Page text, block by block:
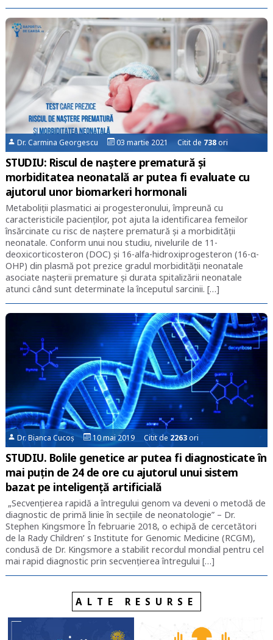
Dr. Carmina Georgescu 03 martie 2021 Citit de 738ori
STUDIU: Riscul de naștere prematură și
morbiditatea neonatală ar putea fi evaluate cu
ajutorul unor biomarkeri hormonali
Metaboliții plasmatici ai progesteronului, împreună cu
caracteristicile pacienților, pot ajuta la identificarea femeilor
însărcinate cu risc de naștere prematură și a morbidității
neonatale. Conform unui nou studiu, nivelurile de 11-
deoxicorticosteron (DOC) și 16-alfa-hidroxiprogesteron (16-α-
OHP) din plasmă pot prezice gradul morbidității neonatale
asociate nașterii premature și durata spitalizării neonatale
atunci când sunt determinate la începutul sarcinii. […]
Dr. Bianca Cucoș 10 mai 2019 Citit de2263ori
STUDIU. Bolile genetice ar putea fi diagnosticate în
mai puțin de 24 de ore cu ajutorul unui sistem
bazat pe inteligență artificială
„Secvențierea rapidă a întregului genom va deveni o metodă de
diagnostic de primă linie în secțiile de neonatologie” – Dr.
Stephen Kingsmore În februarie 2018, o echipă de cercetători
de la Rady Children’ s Institute for Genomic Medicine (RCGM),
condusă de Dr. Kingsmore a stabilit recordul mondial pentru cel
mai rapid diagnostic prin secvențierea întregului […]
ALTE RESURSE